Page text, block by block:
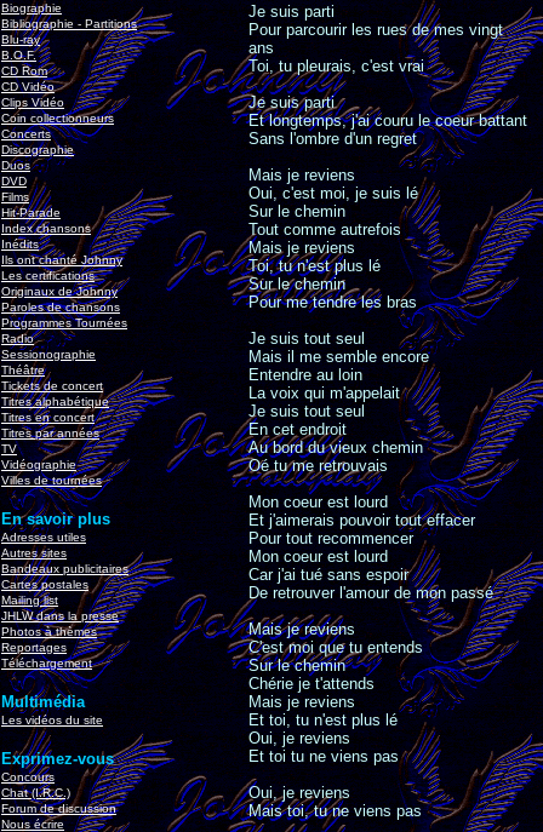
Biographie
Bibliographie - Partitions
Blu-ray
B.O.F.
CD Rom
CD Vidéo
Clips Vidéo
Coin collectionneurs
Concerts
Discographie
Duos
DVD
Films
Hit-Parade
Index chansons
Inédits
Ils ont chanté Johnny
Les certifications
Originaux de Johnny
Paroles de chansons
Programmes Tournées
Radio
Sessionographie
Théâtre
Tickets de concert
Titres alphabétique
Titres en concert
Titres par années
TV
Vidéographie
Villes de tournées
En savoir plus
Adresses utiles
Autres sites
Bandeaux publicitaires
Cartes postales
Mailing list
JHLW dans la presse
Photos à thèmes
Reportages
Téléchargement
Multimédia
Les vidéos du site
Exprimez-vous
Concours
Chat (I.R.C.)
Forum de discussion
Nous écrire
Je suis parti
Pour parcourir les rues de mes vingt
ans
Toi, tu pleurais, c'est vrai
Je suis parti
Et longtemps, j'ai couru le coeur battant
Sans l'ombre d'un regret
Mais je reviens
Oui, c'est moi, je suis lé
Sur le chemin
Tout comme autrefois
Mais je reviens
Toi, tu n'est plus lé
Sur le chemin
Pour me tendre les bras
Je suis tout seul
Mais il me semble encore
Entendre au loin
La voix qui m'appelait
Je suis tout seul
En cet endroit
Au bord du vieux chemin
Oé tu me retrouvais
Mon coeur est lourd
Et j'aimerais pouvoir tout effacer
Pour tout recommencer
Mon coeur est lourd
Car j'ai tué sans espoir
De retrouver l'amour de mon passé
Mais je reviens
C'est moi que tu entends
Sur le chemin
Chérie je t'attends
Mais je reviens
Et toi, tu n'est plus lé
Oui, je reviens
Et toi tu ne viens pas
Oui, je reviens
Mais toi, tu ne viens pas